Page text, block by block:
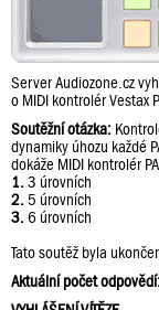
Server Audiozone.cz
o MIDI kontrolér Vestax
Soutěžní otázka:
dynamiky úhozu každé
dokáže MIDI kontrolér
1. 3 úrovních
2. 5 úrovních
3. 6 úrovních
Tato soutěž byla
Aktuální počet